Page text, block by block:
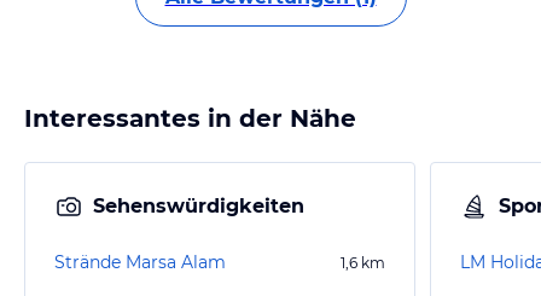
Interessantes in der Nähe
Sehenswürdigkeiten
Strände Marsa Alam 1,6 km LM